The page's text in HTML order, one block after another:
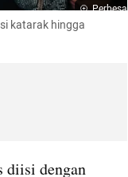
Perbesar
katarak hingga
diisi dengan